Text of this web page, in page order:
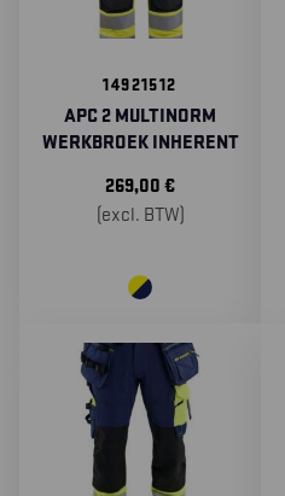
14921512
APC 2 MULTINORM
WERKBROEK INHERENT
269,00 €
(excl. BTW)